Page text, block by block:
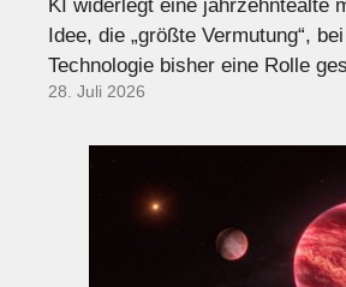
KI widerlegt eine jahrzehntealte
Idee, die „größte Vermutung“,
Technologie bisher eine Rolle
28. Juli 2026